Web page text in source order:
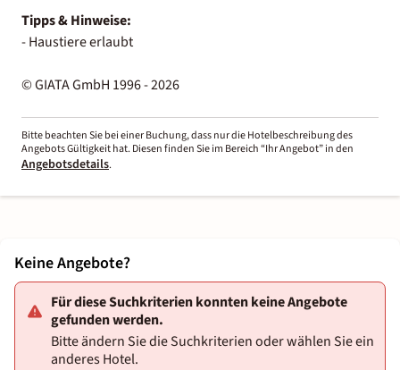
Tipps & Hinweise:
- Haustiere erlaubt
© GIATA GmbH 1996 - 2026
Bitte beachten Sie bei einer Buchung, dass nur die Hotelbeschreibung des
Angebots Gültigkeit hat. Diesen finden Sie im Bereich “Ihr Angebot” in den
Angebotsdetails.
Keine Angebote?
Für diese Suchkriterien konnten keine Angebote
gefunden werden.
Bitte ändern Sie die Suchkriterien oder wählen Sie ein
anderes Hotel.